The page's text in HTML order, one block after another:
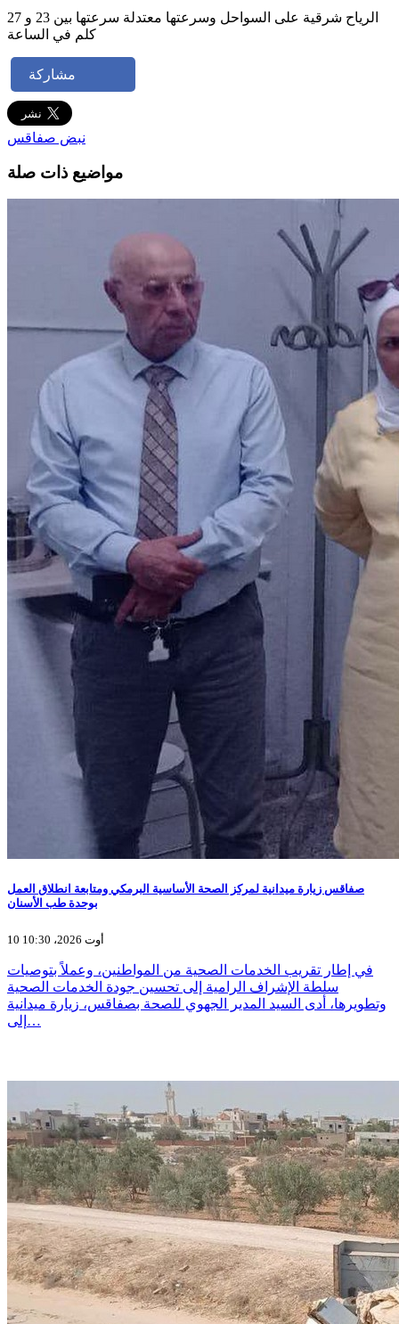
الرياح شرقية على السواحل وسرعتها معتدلة سرعتها بين 23 و 27
كلم في الساعة
مشاركة
نبض صفاقس
مواضيع ذات صلة
صفاقس زيارة ميدانية لمركز الصحة الأساسية البرمكي ومتابعة انطلاق العمل
بوحدة طب الأسنان
10 أوت 2026، 10:30
في إطار تقريب الخدمات الصحية من المواطنين، وعملاً بتوصيات
سلطة الإشراف الرامية إلى تحسين جودة الخدمات الصحية
وتطويرها، أدى السيد المدير الجهوي للصحة بصفاقس، زيارة ميدانية
إلى…